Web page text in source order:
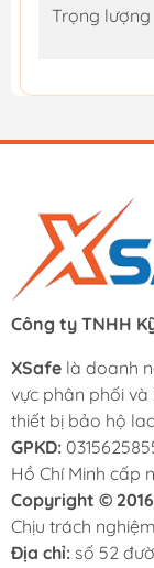
Trọng lượng
Công ty TNHH
XSafe là doanh
vực phân phối
thiết bị bảo hộ
GPKD:
Hồ Chí Minh cấp
Copyright ©
Chịu trách
Địa chỉ: số 52